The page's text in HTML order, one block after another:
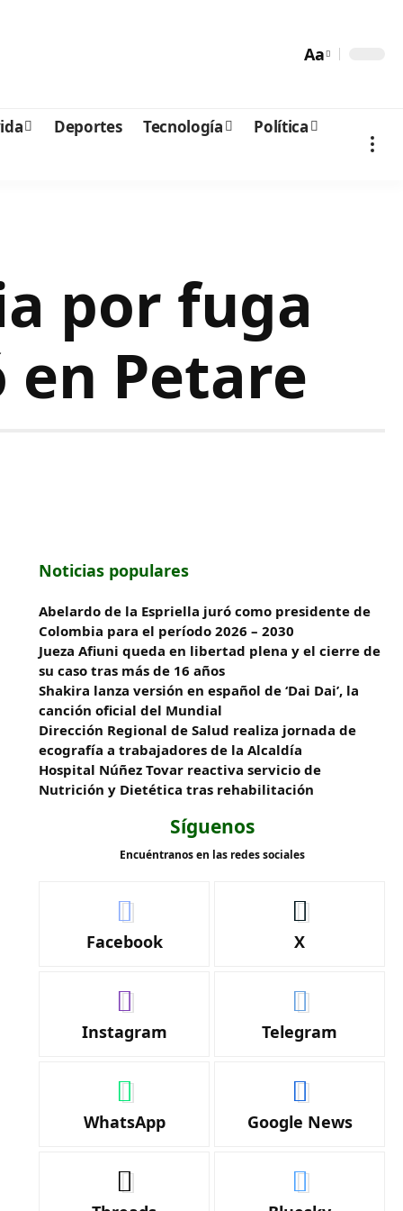
Aa
Deportes Tecnología
Política
por fuga
Petare
Noticias populares
Abelardo de la Espriella juró como presidente de
Colombia para el período 2026 – 2030
Jueza Afiuni queda en libertad plena y el cierre de
su caso tras más de 16 años
Shakira lanza versión en español de ‘Dai Dai’, la
canción oficial del Mundial
‎Dirección Regional de Salud realiza jornada de
ecografía a trabajadores de la Alcaldía
Hospital Núñez Tovar reactiva servicio de
Nutrición y Dietética tras rehabilitación
Síguenos
Encuéntranos en las redes sociales
Facebook X
Instagram Telegram
WhatsApp Google News